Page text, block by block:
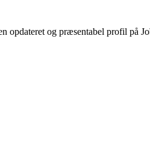
opdateret og præsentabel profil på